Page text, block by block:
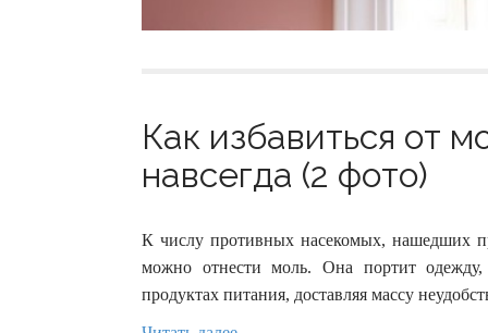
Как избавиться от
навсегда (2 фото)
К числу противных насекомых, нашедших
можно отнести моль. Она портит
продуктах питания, доставляя массу